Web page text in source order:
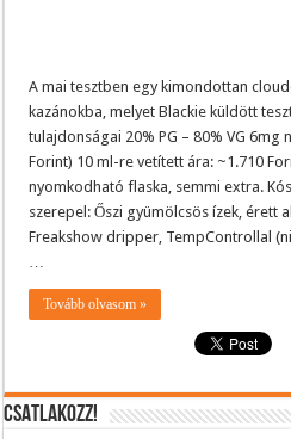
A mai tesztben egy kimondottan
kazánokba, melyet Blackie küldött
tulajdonságai 20% PG – 80% VG
Forint) 10 ml-re vetített ára: ~1.710
nyomkodható flaska, semmi extra.
szerepel: Őszi gyümölcsös ízek, érett
Freakshow dripper, TempControllal
Tovább olvasom »
CSATLAKOZZ!